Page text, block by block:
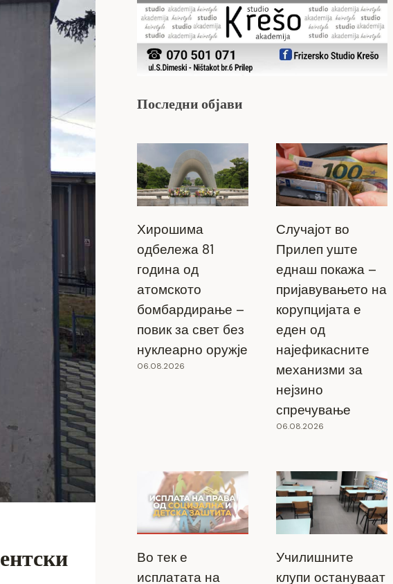
Последни објави
Хирошима
одбележа 81
година од
атомското
бомбардирање –
повик за свет без
нуклеарно оружје
06.08.2026
Случајот во
Прилеп уште
еднаш покажа –
пријавувањето на
корупцијата е
еден од
најефикасните
механизми за
нејзино
спречување
06.08.2026
Во тек е
исплатата на
Училишните
клупи остануваат